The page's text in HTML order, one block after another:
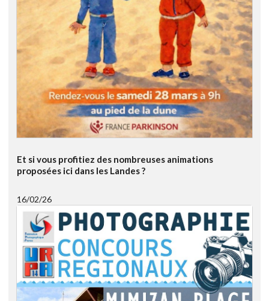
Et si vous profitiez des nombreuses animations
proposées ici dans les Landes ?
16/02/26